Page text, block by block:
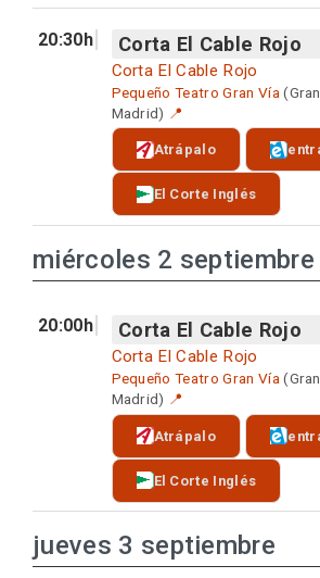
20:30h Corta El Cable Rojo
Corta El Cable Rojo
Pequeño Teatro Gran Vía
Madrid) 📍
Atrápalo
El Corte Inglés
miércoles 2 septiembre
20:00h Corta El Cable Rojo
Corta El Cable Rojo
Pequeño Teatro Gran Vía
Madrid) 📍
Atrápalo
El Corte Inglés
jueves 3 septiembre